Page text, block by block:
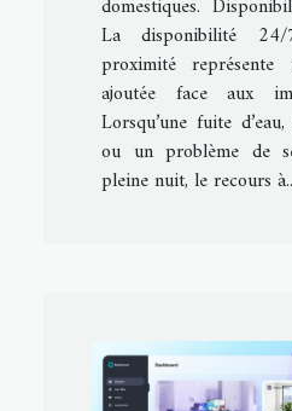
La disponibilité
proximité
ajoutée face aux
Lorsqu’une fuite
ou un problème de
pleine nuit, le recours